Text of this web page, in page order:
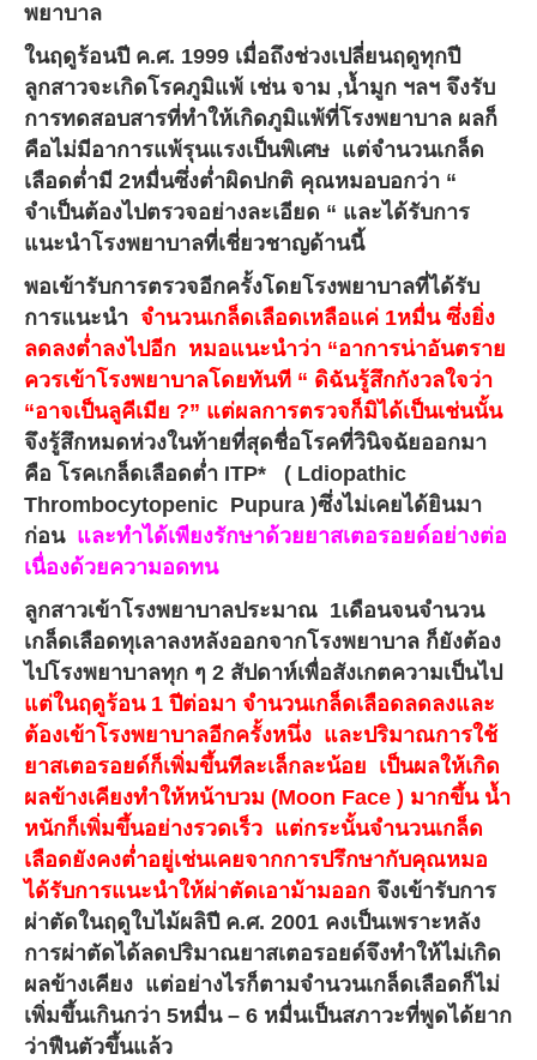
พยาบาล
ในฤดูร้อนปี ค.ศ. 1999 เมื่อถึงช่วงเปลี่ยนฤดูทุกปี
ลูกสาวจะเกิดโรคภูมิแพ้ เช่น จาม ,น้ำมูก ฯลฯ จึงรับ
การทดสอบสารที่ทำให้เกิดภูมิแพ้ที่โรงพยาบาล ผลก็
คือไม่มีอาการแพ้รุนแรงเป็นพิเศษ แต่จำนวนเกล็ด
เลือดต่ำมี 2หมื่นซึ่งต่ำผิดปกติ คุณหมอบอกว่า “
จำเป็นต้องไปตรวจอย่างละเอียด “ และได้รับการ
แนะนำโรงพยาบาลที่เชี่ยวชาญด้านนี้
พอเข้ารับการตรวจอีกครั้งโดยโรงพยาบาลที่ได้รับ
การแนะนำ จำนวนเกล็ดเลือดเหลือแค่ 1หมื่น ซึ่งยิ่ง
ลดลงต่ำลงไปอีก หมอแนะนำว่า “อาการน่าอันตราย
ควรเข้าโรงพยาบาลโดยทันที “ ดิฉันรู้สึกกังวลใจว่า
“อาจเป็นลูคีเมีย ?” แต่ผลการตรวจก็มิได้เป็นเช่นนั้น
จึงรู้สึกหมดห่วงในท้ายที่สุดชื่อโรคที่วินิจฉัยออกมา
คือ โรคเกล็ดเลือดต่ำ ITP* ( Ldiopathic
Thrombocytopenic Pupura )ซึ่งไม่เคยได้ยินมา
ก่อน และทำได้เพียงรักษาด้วยยาสเตอรอยด์อย่างต่อ
เนื่องด้วยความอดทน
ลูกสาวเข้าโรงพยาบาลประมาณ 1เดือนจนจำนวน
เกล็ดเลือดทุเลาลงหลังออกจากโรงพยาบาล ก็ยังต้อง
ไปโรงพยาบาลทุก ๆ 2 สัปดาห์เพื่อสังเกตความเป็นไป
แต่ในฤดูร้อน 1 ปีต่อมา จำนวนเกล็ดเลือดลดลงและ
ต้องเข้าโรงพยาบาลอีกครั้งหนึ่ง และปริมาณการใช้
ยาสเตอรอยด์ก็เพิ่มขึ้นทีละเล็กละน้อย เป็นผลให้เกิด
ผลข้างเคียงทำให้หน้าบวม (Moon Face ) มากขึ้น น้ำ
หนักก็เพิ่มขึ้นอย่างรวดเร็ว แต่กระนั้นจำนวนเกล็ด
เลือดยังคงต่ำอยู่เช่นเคยจากการปรึกษากับคุณหมอ
ได้รับการแนะนำให้ผ่าตัดเอาม้ามออก จึงเข้ารับการ
ผ่าตัดในฤดูใบไม้ผลิปี ค.ศ. 2001 คงเป็นเพราะหลัง
การผ่าตัดได้ลดปริมาณยาสเตอรอยด์จึงทำให้ไม่เกิด
ผลข้างเคียง แต่อย่างไรก็ตามจำนวนเกล็ดเลือดก็ไม่
เพิ่มขึ้นเกินกว่า 5หมื่น – 6 หมื่นเป็นสภาวะที่พูดได้ยาก
ว่าฟืนตัวขึ้นแล้ว